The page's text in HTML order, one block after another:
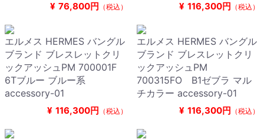
¥ 76,800円 （税込） ¥ 116,300円 （税込）
エルメス HERMES バングル
ブランド ブレスレットクリ
ックアッシュPM 700001F
6Tブルー ブルー系
accessory-01
¥ 116,300円 （税込）
エルメス HERMES バングル
ブランド ブレスレットクリ
ックアッシュPM
700315FO B1ゼブラ マル
チカラー accessory-01
¥ 116,300円 （税込）